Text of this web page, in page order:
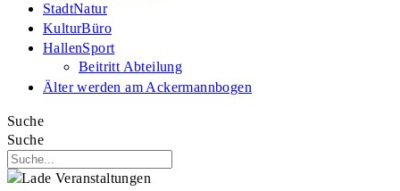
StadtNatur
KulturBüro
HallenSport
Beitritt Abteilung
Älter werden am Ackermannbogen
Suche
Suche